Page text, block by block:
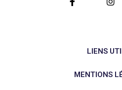
LIENS
MENTIONS